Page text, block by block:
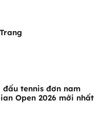
đấu tennis đơn nam
Open 2026 mới nhất